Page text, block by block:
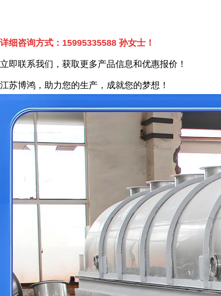
详细咨询方式： 15995335588 孙女士！
立即联系我们，获取更多产品信息和优惠报价！
江苏博鸿， 助力您的生产，成就您的梦想！